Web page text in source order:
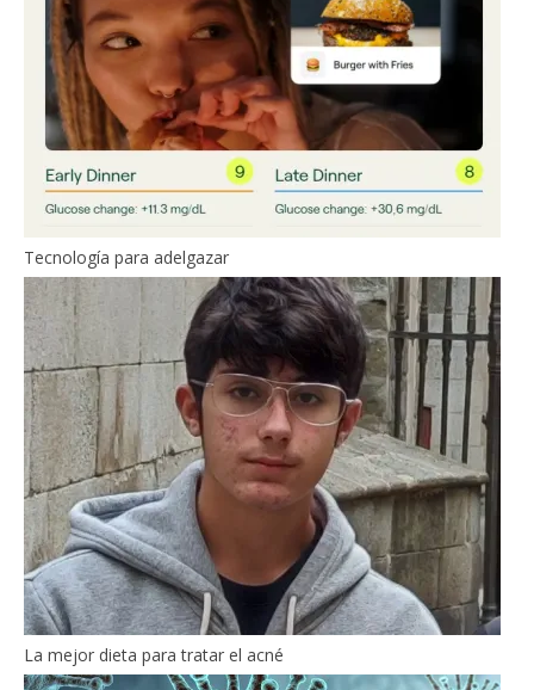
Tecnología para adelgazar
La mejor dieta para tratar el acné